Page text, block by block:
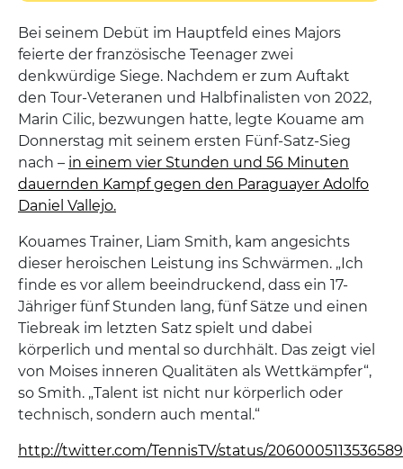
Bei seinem Debüt im Hauptfeld eines Majors
feierte der französische Teenager zwei
denkwürdige Siege. Nachdem er zum Auftakt
den Tour-Veteranen und Halbfinalisten von 2022,
Marin Cilic, bezwungen hatte, legte Kouame am
Donnerstag mit seinem ersten Fünf-Satz-Sieg
nach – in einem vier Stunden und 56 Minuten
dauernden Kampf gegen den Paraguayer Adolfo
Daniel Vallejo.
Kouames Trainer, Liam Smith, kam angesichts
dieser heroischen Leistung ins Schwärmen. „Ich
finde es vor allem beeindruckend, dass ein 17-
Jähriger fünf Stunden lang, fünf Sätze und einen
Tiebreak im letzten Satz spielt und dabei
körperlich und mental so durchhält. Das zeigt viel
von Moises inneren Qualitäten als Wettkämpfer“,
so Smith. „Talent ist nicht nur körperlich oder
technisch, sondern auch mental.“
http://twitter.com/TennisTV/status/